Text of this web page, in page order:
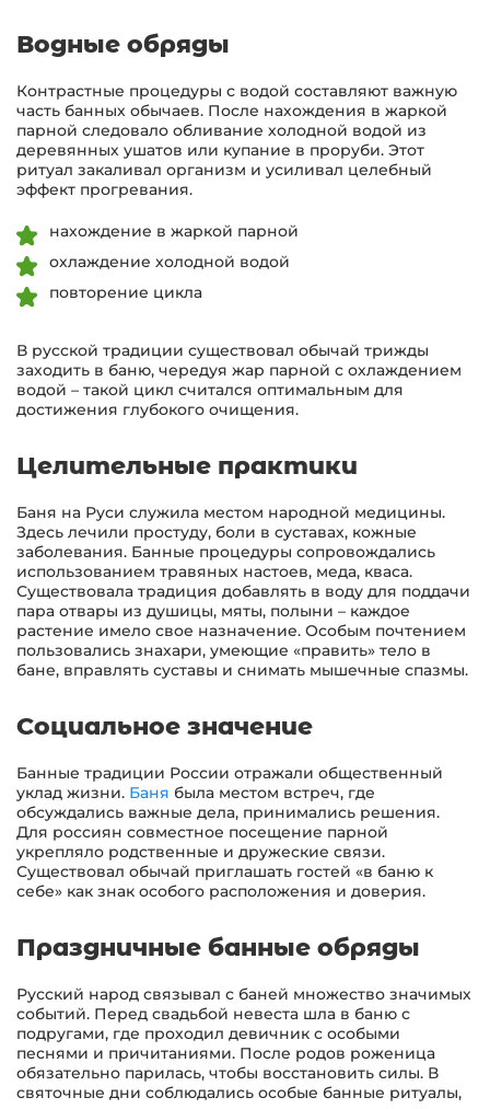
Водные обряды
Контрастные процедуры с водой составляют важную
часть банных обычаев. После нахождения в жаркой
парной следовало обливание холодной водой из
деревянных ушатов или купание в проруби. Этот
ритуал закаливал организм и усиливал целебный
эффект прогревания.
нахождение в жаркой парной
охлаждение холодной водой
повторение цикла
В русской традиции существовал обычай трижды
заходить в баню, чередуя жар парной с охлаждением
водой – такой цикл считался оптимальным для
достижения глубокого очищения.
Целительные практики
Баня на Руси служила местом народной медицины.
Здесь лечили простуду, боли в суставах, кожные
заболевания. Банные процедуры сопровождались
использованием травяных настоев, меда, кваса.
Существовала традиция добавлять в воду для поддачи
пара отвары из душицы, мяты, полыни – каждое
растение имело свое назначение. Особым почтением
пользовались знахари, умеющие «править» тело в
бане, вправлять суставы и снимать мышечные спазмы.
Социальное значение
Банные традиции России отражали общественный
уклад жизни. Баня была местом встреч, где
обсуждались важные дела, принимались решения.
Для россиян совместное посещение парной
укрепляло родственные и дружеские связи.
Существовал обычай приглашать гостей «в баню к
себе» как знак особого расположения и доверия.
Праздничные банные обряды
Русский народ связывал с баней множество значимых
событий. Перед свадьбой невеста шла в баню с
подругами, где проходил девичник с особыми
песнями и причитаниями. После родов роженица
обязательно парилась, чтобы восстановить силы. В
святочные дни соблюдались особые банные ритуалы,